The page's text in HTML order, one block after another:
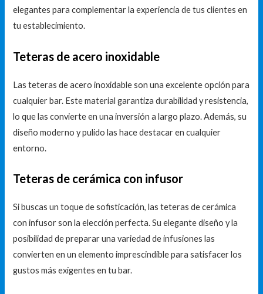
elegantes para complementar la experiencia de tus clientes en
tu establecimiento.
Teteras de acero inoxidable
Las teteras de acero inoxidable son una excelente opción para
cualquier bar. Este material garantiza durabilidad y resistencia,
lo que las convierte en una inversión a largo plazo. Además, su
diseño moderno y pulido las hace destacar en cualquier
entorno.
Teteras de cerámica con infusor
Si buscas un toque de sofisticación, las teteras de cerámica
con infusor son la elección perfecta. Su elegante diseño y la
posibilidad de preparar una variedad de infusiones las
convierten en un elemento imprescindible para satisfacer los
gustos más exigentes en tu bar.